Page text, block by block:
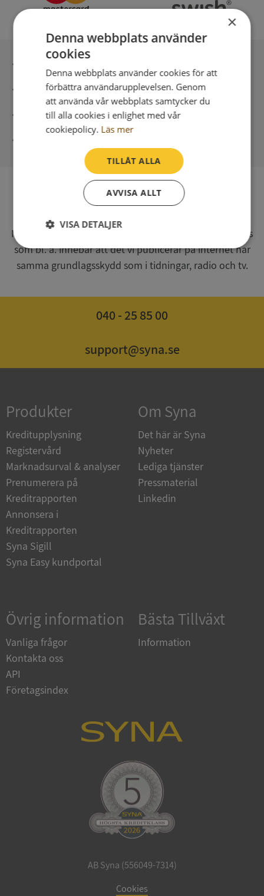
Säker betalning med stripe
Direkt digital leverans
Syna har för webbplatsen www.syna.se ett av
Myndigheten för press, radio och tv s.k. utgivningsbevis
som bl. a. innebär att det vi publicerar på internet har
samma grundlagsskydd som i tidningar, radio och tv.
040 - 25 85 00
support@syna.se
Produkter
Kreditupplysning
Registervård
Marknadsurval & analyser
Prenumerera på
Kreditrapporten
Annonsera i
Kreditrapporten
Syna Sigill
Syna Easy kundportal
Om Syna
Det här är Syna
Nyheter
Lediga tjänster
Pressmaterial
Linkedin
Övrig information
Vanliga frågor
Kontakta oss
API
Företagsindex
Bästa Tillväxt
Information
AB Syna (556049-7314)
Cookies
×
Denna webbplats använder
cookies
Denna webbplats använder cookies för att
förbättra användarupplevelsen. Genom
att använda vår webbplats samtycker du
till alla cookies i enlighet med vår
cookiepolicy. Läs mer
TILLÅT ALLA
AVVISA ALLT
VISA DETALJER
Strikt
nödvändigt
Prestanda Inriktning
kärnwebbplatsfunktioner som användarinloggning
och kontohantering. Webbplatsen kan inte
användas ordentligt utan strikt nödvändiga cookies.
Namn
Leverantör
Domän
VISITOR_PRIVACY_METADATA
ASP.NET_SessionId
Microsoft
Corporation
de.syna.se
Google